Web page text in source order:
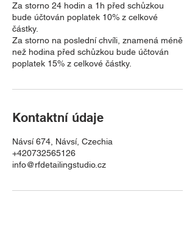
Za storno 24 hodin a 1h před schůzkou
bude účtován poplatek 10% z celkové
částky.
Za storno na poslední chvíli, znamená méně
než hodina před schůzkou bude účtován
poplatek 15% z celkové částky.
Kontaktní údaje
Návsí 674, Návsí, Czechia
+420732565126
info@rfdetailingstudio.cz